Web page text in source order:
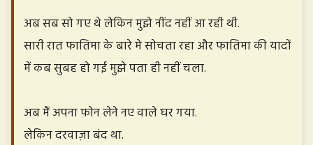
अब सब सो गए थे लेकिन मुझे नींद नहीं आ रही थी.
सारी रात फातिमा के बारे मे सोचता रहा और फातिमा की यादों
में कब सुबह हो गई मुझे पता ही नहीं चला.
अब मैं अपना फोन लेने नए वाले घर गया.
लेकिन दरवाज़ा बंद था.